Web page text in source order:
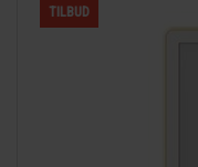
TILBUD